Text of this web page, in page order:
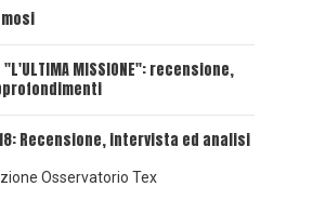
MISSIONE": recensione,
18: Recensione, intervista ed analisi
Osservatorio Tex